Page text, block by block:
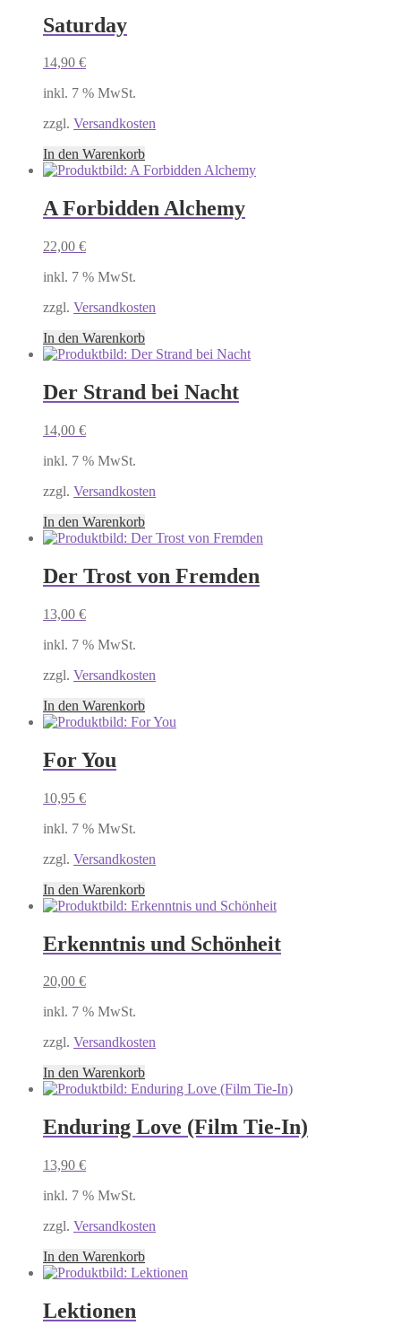
Saturday
14,90 €
inkl. 7 % MwSt.
zzgl. Versandkosten
In den Warenkorb
A Forbidden Alchemy
22,00 €
inkl. 7 % MwSt.
zzgl. Versandkosten
In den Warenkorb
Der Strand bei Nacht
14,00 €
inkl. 7 % MwSt.
zzgl. Versandkosten
In den Warenkorb
Der Trost von Fremden
13,00 €
inkl. 7 % MwSt.
zzgl. Versandkosten
In den Warenkorb
For You
10,95 €
inkl. 7 % MwSt.
zzgl. Versandkosten
In den Warenkorb
Erkenntnis und Schönheit
20,00 €
inkl. 7 % MwSt.
zzgl. Versandkosten
In den Warenkorb
Enduring Love (Film Tie-In)
13,90 €
inkl. 7 % MwSt.
zzgl. Versandkosten
In den Warenkorb
Lektionen